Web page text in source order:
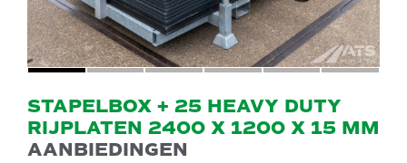
STAPELBOX + 25 HEAVY DUTY
RIJPLATEN 2400 X 1200 X 15 MM
AANBIEDINGEN